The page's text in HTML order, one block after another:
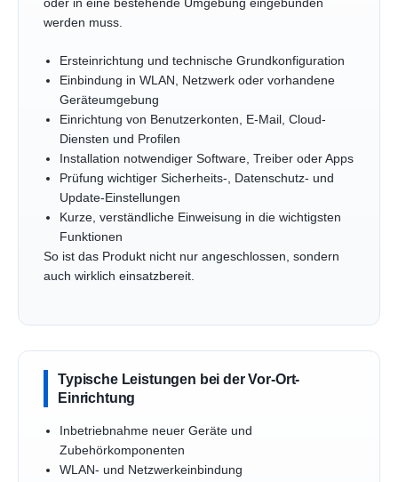
oder in eine bestehende Umgebung eingebunden
werden muss.
Ersteinrichtung und technische Grundkonfiguration
Einbindung in WLAN, Netzwerk oder vorhandene
Geräteumgebung
Einrichtung von Benutzerkonten, E-Mail, Cloud-
Diensten und Profilen
Installation notwendiger Software, Treiber oder Apps
Prüfung wichtiger Sicherheits-, Datenschutz- und
Update-Einstellungen
Kurze, verständliche Einweisung in die wichtigsten
Funktionen
So ist das Produkt nicht nur angeschlossen, sondern
auch wirklich einsatzbereit.
Typische Leistungen bei der Vor-Ort-
Einrichtung
Inbetriebnahme neuer Geräte und
Zubehörkomponenten
WLAN- und Netzwerkeinbindung